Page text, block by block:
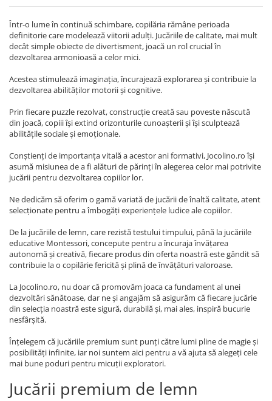
Într-o lume în continuă schimbare, copilăria rămâne perioada
definitorie care modelează viitorii adulți. Jucăriile de calitate, mai mult
decât simple obiecte de divertisment, joacă un rol crucial în
dezvoltarea armonioasă a celor mici.
Acestea stimulează imaginația, încurajează explorarea și contribuie la
dezvoltarea abilităților motorii și cognitive.
Prin fiecare puzzle rezolvat, construcție creată sau poveste născută
din joacă, copiii își extind orizonturile cunoașterii și își sculptează
abilitățile sociale și emoționale.
Conștienți de importanța vitală a acestor ani formativi, Jocolino.ro își
asumă misiunea de a fi alături de părinți în alegerea celor mai potrivite
jucării pentru dezvoltarea copiilor lor.
Ne dedicăm să oferim o gamă variată de jucării de înaltă calitate, atent
selecționate pentru a îmbogăți experiențele ludice ale copiilor.
De la jucăriile de lemn, care rezistă testului timpului, până la jucăriile
educative Montessori, concepute pentru a încuraja învățarea
autonomă și creativă, fiecare produs din oferta noastră este gândit să
contribuie la o copilărie fericită și plină de învățături valoroase.
La Jocolino.ro, nu doar că promovăm joaca ca fundament al unei
dezvoltări sănătoase, dar ne și angajăm să asigurăm că fiecare jucărie
din selecția noastră este sigură, durabilă și, mai ales, inspiră bucurie
nesfârșită.
Înțelegem că jucăriile premium sunt punți către lumi pline de magie și
posibilități infinite, iar noi suntem aici pentru a vă ajuta să alegeți cele
mai bune poduri pentru micuții exploratori.
Jucării premium de lemn